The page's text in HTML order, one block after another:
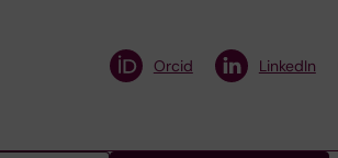
Orcid LinkedIn